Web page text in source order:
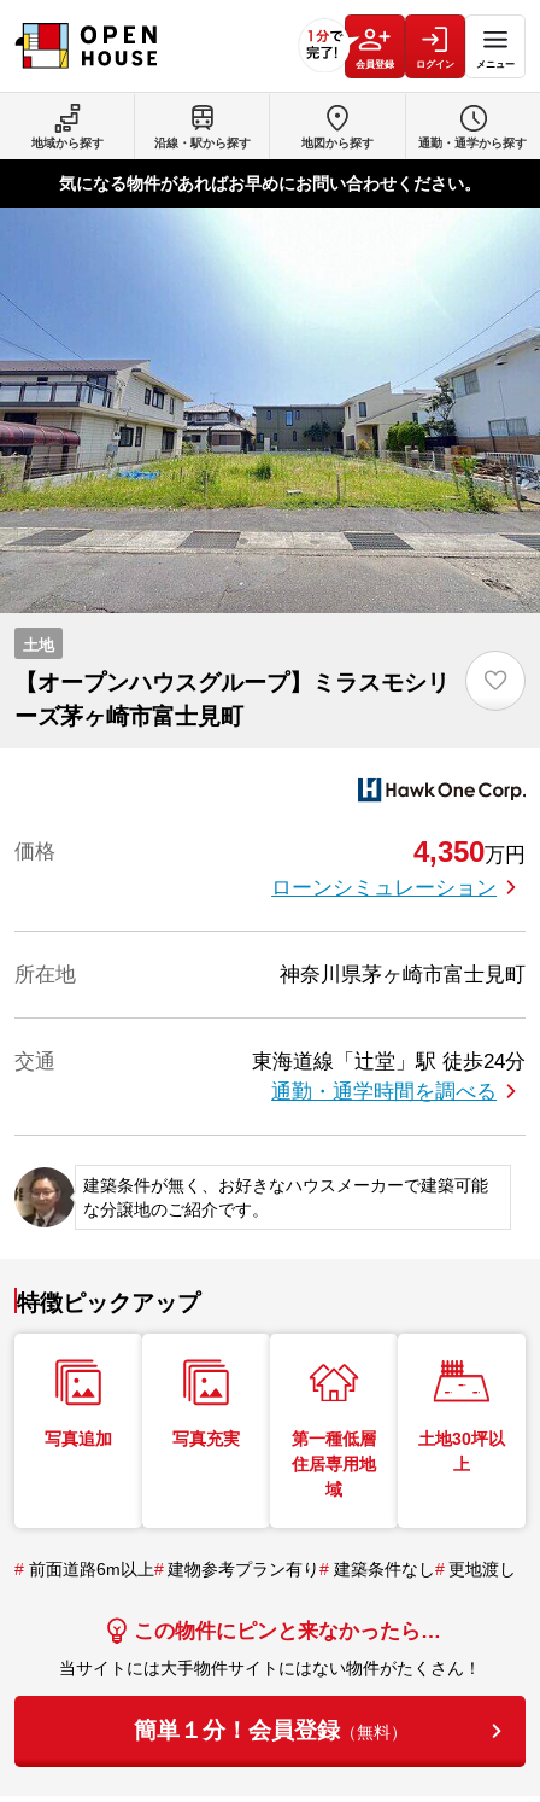
会員登録 ログイン メニュー
地域から探す 沿線・駅から探す 地図から探す 通勤・通学から探す
気になる物件があればお早めにお問い合わせください。
土地
【オープンハウスグループ】ミラスモシリ
ーズ茅ヶ崎市富士見町
♡
価格 4,350万円
ローンシミュレーション
所在地 神奈川県茅ヶ崎市富士見町
交通 東海道線「辻堂」駅 徒歩24分
通勤・通学時間を調べる
建築条件が無く、お好きなハウスメーカーで建築可能
な分譲地のご紹介です。
特徴ピックアップ
写真追加 写真充実
第一種低層
住居専用地
域
土地30坪以
上
# 前面道路6m以上# 建物参考プラン有り# 建築条件なし# 更地渡し
この物件にピンと来なかったら…
当サイトには大手物件サイトにはない物件がたくさん！
簡単１分！会員登録（無料）